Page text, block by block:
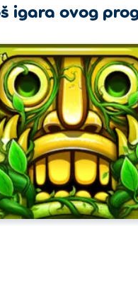
igara ovog